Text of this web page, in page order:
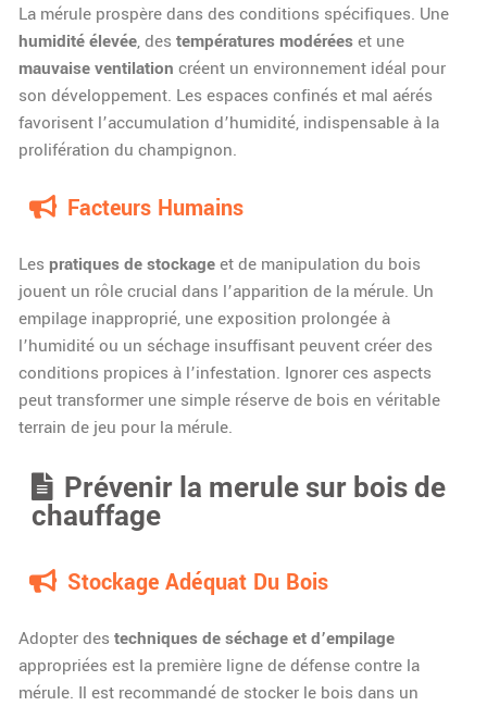
La mérule prospère dans des conditions spécifiques. Une
humidité élevée, des températures modéréeset une
mauvaise ventilation créent un environnement idéal pour
son développement. Les espaces confinés et mal aérés
favorisent l’accumulation d’humidité, indispensable à la
prolifération du champignon.
Facteurs Humains
Les pratiques de stockageet de manipulation du bois
jouent un rôle crucial dans l’apparition de la mérule. Un
empilage inapproprié, une exposition prolongée à
l’humidité ou un séchage insuffisant peuvent créer des
conditions propices à l’infestation. Ignorer ces aspects
peut transformer une simple réserve de bois en véritable
terrain de jeu pour la mérule.
Prévenir la merule sur bois de
chauffage
Stockage Adéquat Du Bois
Adopter des techniques de séchage et d’empilage
appropriées est la première ligne de défense contre la
mérule. Il est recommandé de stocker le bois dans un